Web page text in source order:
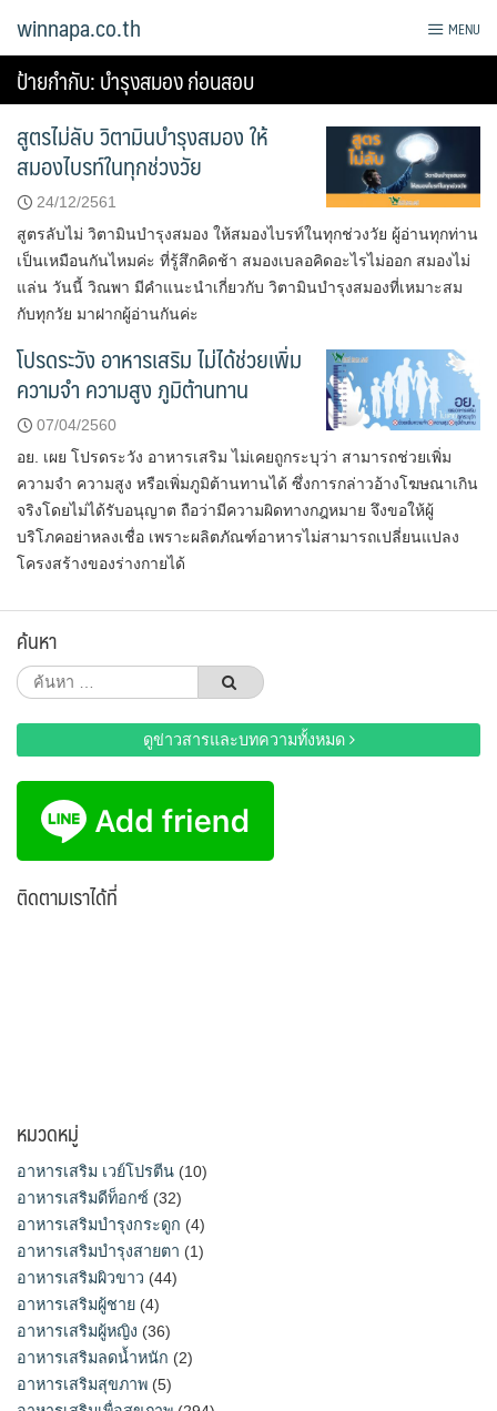
winnapa.co.th MENU
ป้ายกำกับ:บํารุงสมอง ก่อนสอบ
สูตรไม่ลับ วิตามินบำรุงสมอง ให้
สมองไบรท์ในทุกช่วงวัย
24/12/2561
สูตรลับไม่ วิตามินบำรุงสมอง ให้สมองไบรท์ในทุกช่วงวัย ผู้อ่านทุกท่าน
เป็นเหมือนกันไหมค่ะ ที่รู้สึกคิดช้า สมองเบลอคิดอะไรไม่ออก สมองไม่
แล่น วันนี้ วิณพา มีคำแนะนำเกี่ยวกับ วิตามินบำรุงสมองที่เหมาะสม
กับทุกวัย มาฝากผู้อ่านกันค่ะ
โปรดระวัง อาหารเสริม ไม่ได้ช่วยเพิ่ม
ความจำ ความสูง ภูมิต้านทาน
07/04/2560
อย. เผย โปรดระวัง อาหารเสริม ไม่เคยถูกระบุว่า สามารถช่วยเพิ่ม
ความจำ ความสูง หรือเพิ่มภูมิต้านทานได้ ซึ่งการกล่าวอ้างโฆษณาเกิน
จริงโดยไม่ได้รับอนุญาต ถือว่ามีความผิดทางกฎหมาย จึงขอให้ผู้
บริโภคอย่าหลงเชื่อ เพราะผลิตภัณฑ์อาหารไม่สามารถเปลี่ยนแปลง
โครงสร้างของร่างกายได้
ค้นหา
ค้นหา
สำหรับ:
ดูข่าวสารและบทความทั้งหมด
ติดตามเราได้ที่
หมวดหมู่
อาหารเสริม เวย์โปรตีน (10)
อาหารเสริมดีท็อกซ์ (32)
อาหารเสริมบำรุงกระดูก (4)
อาหารเสริมบำรุงสายตา (1)
อาหารเสริมผิวขาว (44)
อาหารเสริมผู้ชาย (4)
อาหารเสริมผู้หญิง (36)
อาหารเสริมลดน้ำหนัก (2)
อาหารเสริมสุขภาพ (5)